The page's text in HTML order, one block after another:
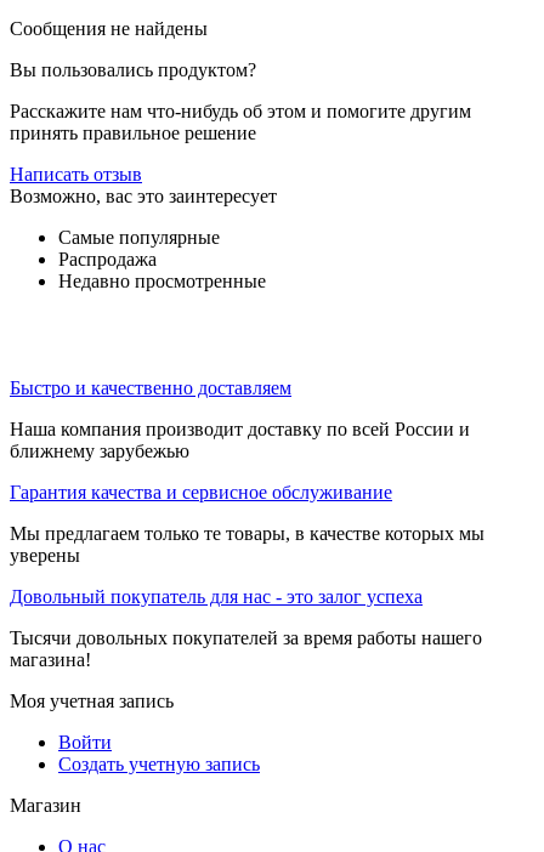
Сообщения не найдены
Вы пользовались продуктом?
Расскажите нам что-нибудь об этом и помогите другим
принять правильное решение
Написать отзыв
Возможно, вас это заинтересует
Самые популярные
Распродажа
Недавно просмотренные
Быстро и качественно доставляем
Наша компания производит доставку по всей России и
ближнему зарубежью
Гарантия качества и сервисное обслуживание
Мы предлагаем только те товары, в качестве которых мы
уверены
Довольный покупатель для нас - это залог успеха
Тысячи довольных покупателей за время работы нашего
магазина!
Моя учетная запись
Войти
Создать учетную запись
Магазин
О нас